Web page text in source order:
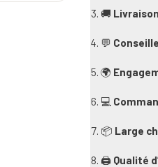
🚚
💬
🌍
💻
📦 Large
🖨️ Qualité